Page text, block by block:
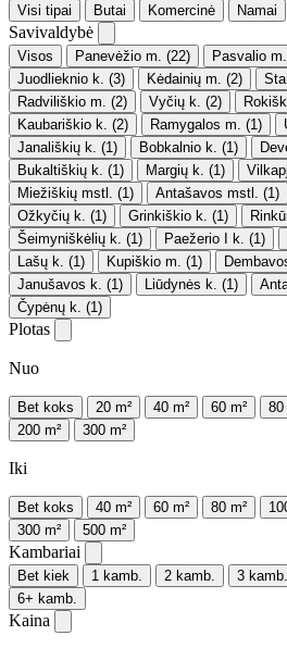
Visi tipai Butai Komercinė Namai
Savivaldybė
Visos Panevėžio m. (22) Pasvalio m.
Juodlieknio k. (3) Kėdainių m. (2)
Radviliškio m. (2) Vyčių k. (2)
Kaubariškio k. (2) Ramygalos m. (1)
Janališkių k. (1) Bobkalnio k. (1)
Bukaltiškių k. (1) Margių k. (1)
Miežiškių mstl. (1) Antašavos mstl. (1)
Ožkyčių k. (1) Grinkiškio k. (1)
Šeimyniškėlių k. (1) Paežerio I k. (1)
Lašų k. (1) Kupiškio m. (1)
Janušavos k. (1) Liūdynės k. (1)
Čypėnų k. (1)
Plotas
Nuo
Bet koks 20 m² 40 m² 60 m² 80
200 m²
300 m²
Iki
Bet koks 40 m² 60 m² 80 m²
300 m²
500 m²
Kambariai
Bet kiek 1 kamb. 2 kamb. 3 kamb.
6+ kamb.
Kaina